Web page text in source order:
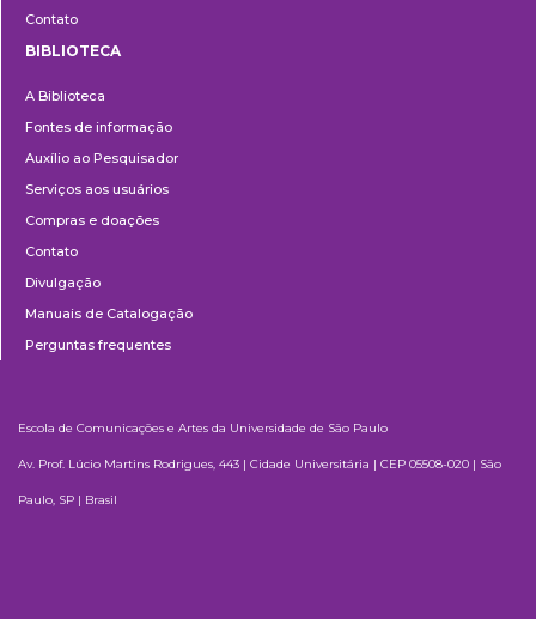
Contato
BIBLIOTECA
A Biblioteca
Fontes de informação
Auxílio ao Pesquisador
Serviços aos usuários
Compras e doações
Contato
Divulgação
Manuais de Catalogação
Perguntas frequentes
Escola de Comunicações e Artes da Universidade de São Paulo
Av. Prof. Lúcio Martins Rodrigues, 443 | Cidade Universitária | CEP 05508-020 | São
Paulo, SP | Brasil